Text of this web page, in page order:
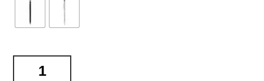
CLASSIC